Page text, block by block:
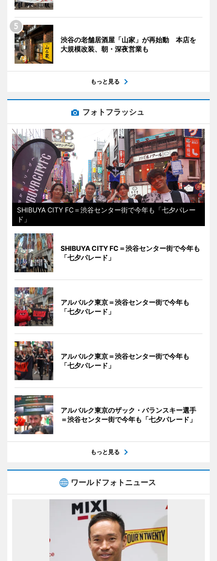
渋谷の老舗居酒屋「山家」が再始動 本店を
大規模改装、朝・深夜営業も
もっと見る
フォトフラッシュ
SHIBUYA CITY FC＝渋谷センター街で今年も「七夕パレー
ド」
SHIBUYA CITY FC＝渋谷センター街で今年も
「七夕パレード」
アルバルク東京＝渋谷センター街で今年も
「七夕パレード」
アルバルク東京＝渋谷センター街で今年も
「七夕パレード」
アルバルク東京のザック・バランスキー選手
＝渋谷センター街で今年も「七夕パレード」
もっと見る
ワールドフォトニュース